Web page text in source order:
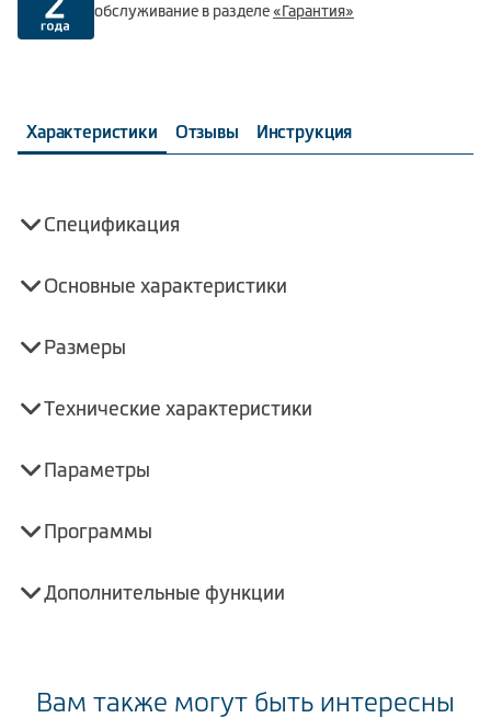
обслуживание в разделе«Гарантия»
Характеристики Отзывы Инструкция
Спецификация
Основные характеристики
Размеры
Технические характеристики
Параметры
Программы
Дополнительные функции
Вам также могут быть интересны